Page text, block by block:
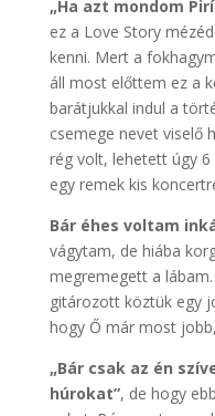
„Ha azt mondom
ez a Love Story
kenni. Mert a
áll most előttem ez a
barátjukkal indul a
csemege nevet viselő
rég volt, lehetett úgy
egy remek kis
Bár éhes voltam
vágytam, de hiába
megremegett a
gitározott köztük egy
hogy Ő már most
„Bár csak az én
húrokat”, de hogy